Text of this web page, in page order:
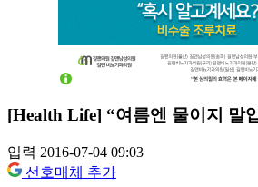
[Health Life] “여름엔 물이지 말
입력 2016-07-04 09:03
선호매체 추가